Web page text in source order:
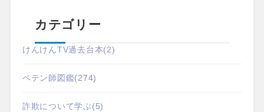
カテゴリー
けんけんTV過去台本(2)
ペテン師図鑑(274)
詐欺について学ぶ(5)